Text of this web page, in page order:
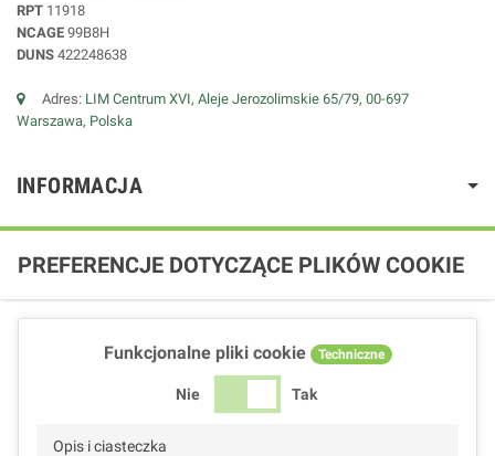
RPT 11918
NCAGE 99B8H
DUNS 422248638
Adres: LIM Centrum XVI, Aleje Jerozolimskie 65/79, 00-697
Warszawa, Polska
INFORMACJA
PREFERENCJE DOTYCZĄCE PLIKÓW COOKIE
Funkcjonalne pliki cookie Techniczne
Nie Tak
Opis i ciasteczka